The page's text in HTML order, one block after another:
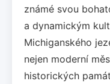
známé svou
a dynamickým
Michiganského
nejen moderní
historických